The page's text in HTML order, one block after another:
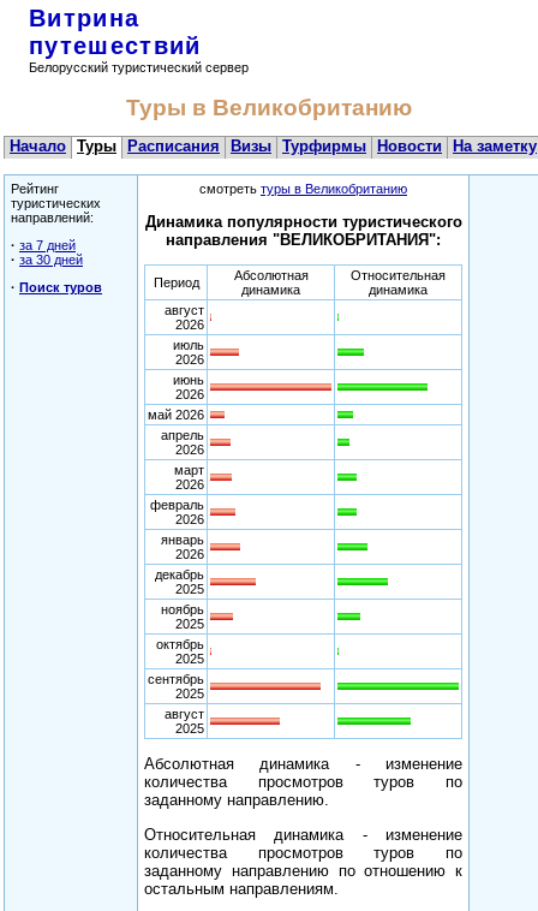
Витрина
путешествий
Белорусский туристический сервер
Туры в Великобританию
Начало Туры Расписания Визы Турфирмы Новости На заметку
Рейтинг
туристических
направлений:
· за 7 дней
· за 30 дней
· Поиск туров
смотреть туры в Великобританию
Динамика популярности туристического
направления "ВЕЛИКОБРИТАНИЯ":
Период
Абсолютная
динамика
Относительная
динамика
август
2026
июль
2026
июнь
2026
май 2026
апрель
2026
март
2026
февраль
2026
январь
2026
декабрь
2025
ноябрь
2025
октябрь
2025
сентябрь
2025
август
2025
Абсолютная динамика - изменение
количества просмотров туров по
заданному направлению.
Относительная динамика - изменение
количества просмотров туров по
заданному направлению по отношению к
остальным направлениям.